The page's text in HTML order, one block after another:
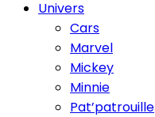
Univers
Cars
Marvel
Mickey
Minnie
Pat’patrouille